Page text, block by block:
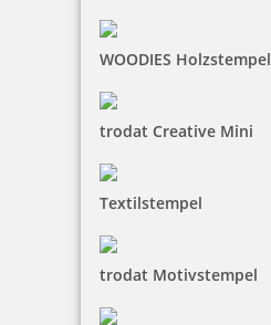
WOODIES Holzstempel
trodat Creative Mini
Textilstempel
trodat Motivstempel